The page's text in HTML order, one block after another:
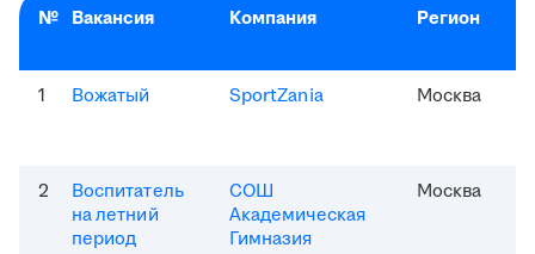
№ Вакансия Компания Регион
1 Вожатый SportZania Москва
2
Воспитатель
на летний
период
СОШ
Академическая
Гимназия
Москва